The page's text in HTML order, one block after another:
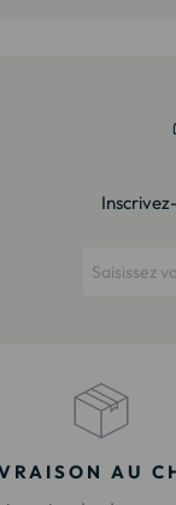
AU